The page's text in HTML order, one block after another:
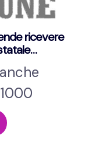
ricevere